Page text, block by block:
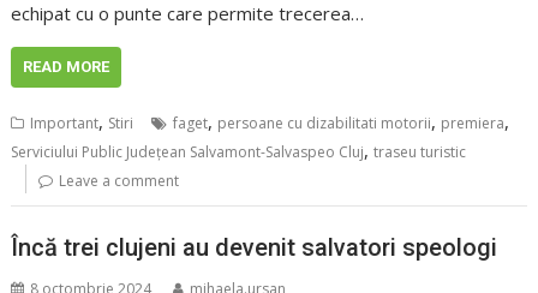
echipat cu o punte care permite trecerea…
READ MORE
Important, Stiri faget, persoane cu dizabilitati motorii, premiera,
Serviciului Public Județean Salvamont-Salvaspeo Cluj,traseu turistic
Leave a comment
Încă trei clujeni au devenit salvatori speologi
8 octombrie 2024 mihaela.ursan